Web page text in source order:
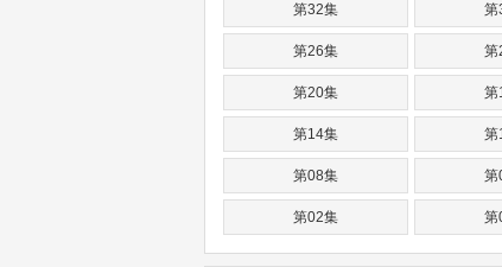
第32集 第
第26集 第
第20集 第
第14集 第
第08集 第
第02集 第